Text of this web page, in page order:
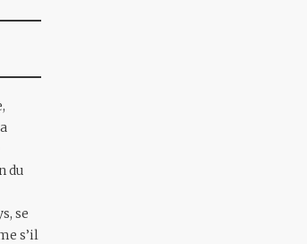
du
se
s’il